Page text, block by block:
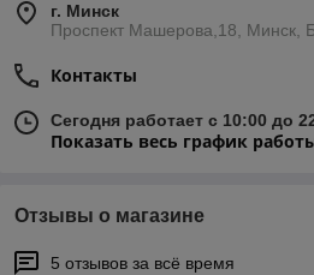
г. Минск
Проспект Машерова,18, Минск,
Контакты
Сегодня работает с 10:00 до
Показать весь график
Отзывы о магазине
5 отзывов за всё время